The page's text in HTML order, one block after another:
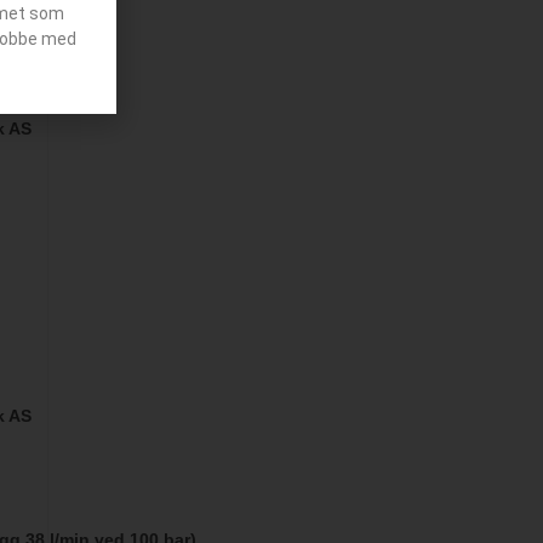
AS
AS
38 l/min ved 100 bar)
som
med